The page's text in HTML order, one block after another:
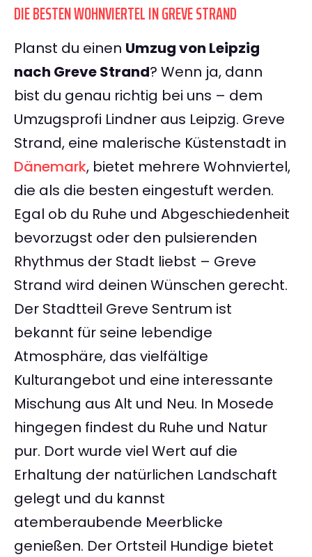
DIE BESTEN WOHNVIERTEL IN GREVE STRAND
Planst du einen Umzug von Leipzig
nach Greve Strand? Wenn ja, dann
bist du genau richtig bei uns – dem
Umzugsprofi Lindner aus Leipzig. Greve
Strand, eine malerische Küstenstadt in
Dänemark, bietet mehrere Wohnviertel,
die als die besten eingestuft werden.
Egal ob du Ruhe und Abgeschiedenheit
bevorzugst oder den pulsierenden
Rhythmus der Stadt liebst – Greve
Strand wird deinen Wünschen gerecht.
Der Stadtteil Greve Sentrum ist
bekannt für seine lebendige
Atmosphäre, das vielfältige
Kulturangebot und eine interessante
Mischung aus Alt und Neu. In Mosede
hingegen findest du Ruhe und Natur
pur. Dort wurde viel Wert auf die
Erhaltung der natürlichen Landschaft
gelegt und du kannst
atemberaubende Meerblicke
genießen. Der Ortsteil Hundige bietet